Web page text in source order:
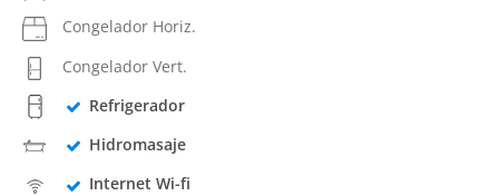
Congelador Horiz.
Congelador Vert.
Refrigerador
Hidromasaje
Internet Wi-fi